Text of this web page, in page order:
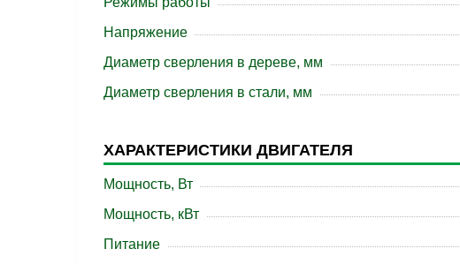
Напряжение
Диаметр сверления в дереве, мм
Диаметр сверления в стали, мм
ХАРАКТЕРИСТИКИ ДВИГАТЕЛЯ
Мощность, Вт
Мощность, кВт
Питание